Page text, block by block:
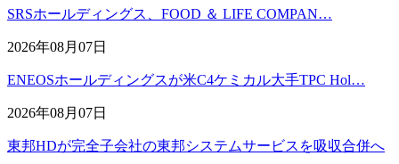
SRSホールディングス、FOOD ＆ LIFE COMPAN…
2026年08月07日
ENEOSホールディングスが米C4ケミカル大手TPC Hol…
2026年08月07日
東邦HDが完全子会社の東邦システムサービスを吸収合併へ